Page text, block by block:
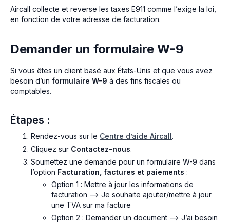
Aircall collecte et reverse les taxes E911 comme l’exige la loi,
en fonction de votre adresse de facturation.
Demander un formulaire W-9
Si vous êtes un client basé aux États-Unis et que vous avez
besoin d’un formulaire W-9 à des fins fiscales ou
comptables.
Étapes :
Rendez-vous sur le Centre d’aide Aircall.
Cliquez sur Contactez-nous.
Soumettez une demande pour un formulaire W-9 dans
l’option Facturation, factures et paiements :
Option 1 : Mettre à jour les informations de
facturation --> Je souhaite ajouter/mettre à jour
une TVA sur ma facture
Option 2 : Demander un document --> J’ai besoin